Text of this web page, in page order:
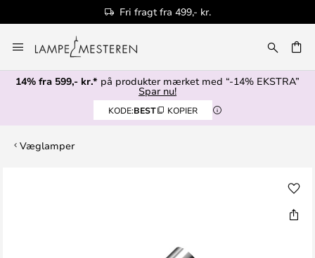
Fri fragt fra 499,- kr.
to
Content
14% fra 599,- kr.* på produkter mærket med “-14% EKSTRA”
Spar nu!
KODE:BEST KOPIER
Væglamper